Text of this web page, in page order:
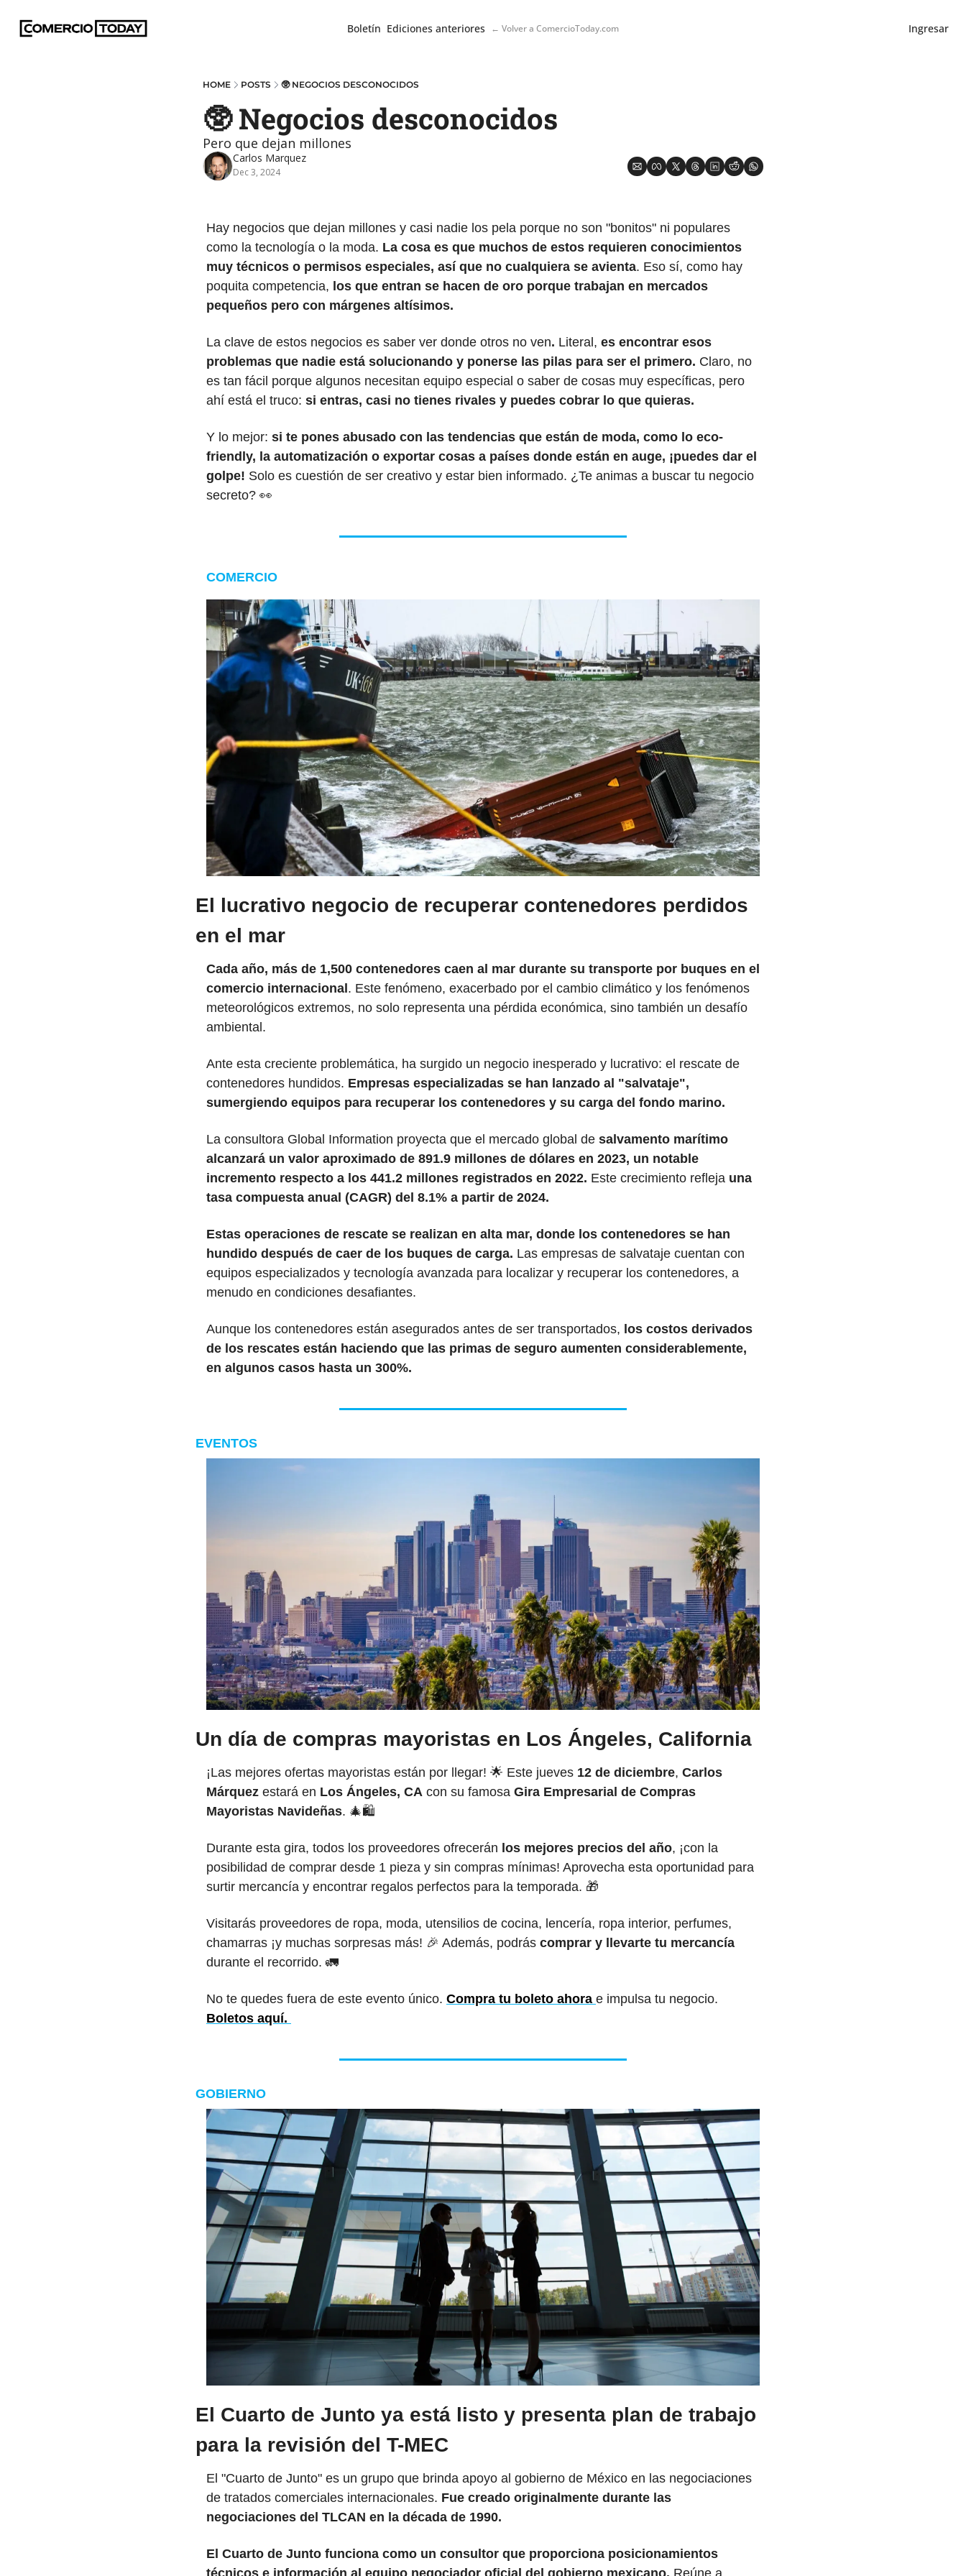
Boletín Ediciones anteriores ← Volver a ComercioToday.com Ingresar
HOME POSTS 🥸 NEGOCIOS DESCONOCIDOS
🥸 Negocios desconocidos
Pero que dejan millones
Carlos Marquez
Dec 3, 2024
Hay negocios que dejan millones y casi nadie los pela porque no son "bonitos" ni populares
como la tecnología o la moda. La cosa es que muchos de estos requieren conocimientos
muy técnicos o permisos especiales, así que no cualquiera se avienta. Eso sí, como hay
poquita competencia, los que entran se hacen de oro porque trabajan en mercados
pequeños pero con márgenes altísimos.
La clave de estos negocios es saber ver donde otros no ven. Literal, es encontrar esos
problemas que nadie está solucionando y ponerse las pilas para ser el primero. Claro, no
es tan fácil porque algunos necesitan equipo especial o saber de cosas muy específicas, pero
ahí está el truco: si entras, casi no tienes rivales y puedes cobrar lo que quieras.
Y lo mejor: si te pones abusado con las tendencias que están de moda, como lo eco-
friendly, la automatización o exportar cosas a países donde están en auge, ¡puedes dar el
golpe! Solo es cuestión de ser creativo y estar bien informado. ¿Te animas a buscar tu negocio
secreto? 👀
COMERCIO
El lucrativo negocio de recuperar contenedores perdidos
en el mar
Cada año, más de 1,500 contenedores caen al mar durante su transporte por buques en el
comercio internacional . Este fenómeno, exacerbado por el cambio climático y los fenómenos
meteorológicos extremos, no solo representa una pérdida económica, sino también un desafío
ambiental.
Ante esta creciente problemática, ha surgido un negocio inesperado y lucrativo: el rescate de
contenedores hundidos. Empresas especializadas se han lanzado al "salvataje",
sumergiendo equipos para recuperar los contenedores y su carga del fondo marino.
La consultora Global Information proyecta que el mercado global de salvamento marítimo
alcanzará un valor aproximado de 891.9 millones de dólares en 2023, un notable
incremento respecto a los 441.2 millones registrados en 2022. Este crecimiento refleja una
tasa compuesta anual (CAGR) del 8.1% a partir de 2024.
Estas operaciones de rescate se realizan en alta mar, donde los contenedores se han
hundido después de caer de los buques de carga. Las empresas de salvataje cuentan con
equipos especializados y tecnología avanzada para localizar y recuperar los contenedores, a
menudo en condiciones desafiantes.
Aunque los contenedores están asegurados antes de ser transportados, los costos derivados
de los rescates están haciendo que las primas de seguro aumenten considerablemente,
en algunos casos hasta un 300%.
EVENTOS
Un día de compras mayoristas en Los Ángeles, California
¡Las mejores ofertas mayoristas están por llegar! 🌟 Este jueves 12 de diciembre, Carlos
Márquez estará en Los Ángeles, CA con su famosa Gira Empresarial de Compras
Mayoristas Navideñas. 🎄🛍️
Durante esta gira, todos los proveedores ofrecerán los mejores precios del año, ¡con la
posibilidad de comprar desde 1 pieza y sin compras mínimas! Aprovecha esta oportunidad para
surtir mercancía y encontrar regalos perfectos para la temporada. 🎁
Visitarás proveedores de ropa, moda, utensilios de cocina, lencería, ropa interior, perfumes,
chamarras ¡y muchas sorpresas más! 🎉 Además, podrás comprar y llevarte tu mercancía
durante el recorrido. 🚛
No te quedes fuera de este evento único. Compra tu boleto ahora
Boletos aquí.
GOBIERNO
El Cuarto de Junto ya está listo y presenta plan de trabajo
para la revisión del T-MEC
El "Cuarto de Junto" es un grupo que brinda apoyo al gobierno de México en las negociaciones
de tratados comerciales internacionales. Fue creado originalmente durante las
negociaciones del TLCAN en la década de 1990.
El Cuarto de Junto funciona como un consultor que proporciona posicionamientos
técnicos e información al equipo negociador oficial del gobierno mexicano. Reúne a